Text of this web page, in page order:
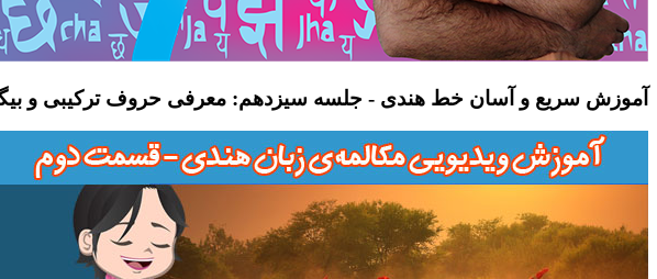
آموزش سریع و آسان خط هندی - جلسه سیزدهم: معرفی حروف ترکیبی و